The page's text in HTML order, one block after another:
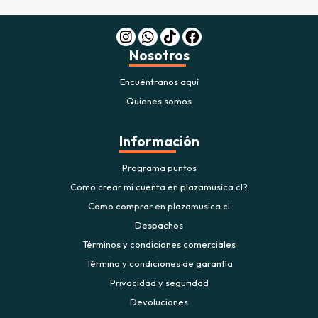
Nosotros
Encuéntranos aquí
Quienes somos
Información
Programa puntos
Como crear mi cuenta en plazamusica.cl?
Como comprar en plazamusica.cl
Despachos
Términos y condiciones comerciales
Término y condiciones de garantía
Privacidad y seguridad
Devoluciones